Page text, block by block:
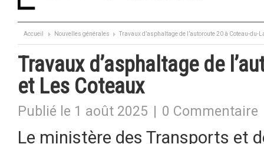
Accueil Nouvelles générales Travaux d’asphaltage de l’autoroute 20 à Coteau-du-
Travaux d’asphaltage de
et Les Coteaux
Publié le 1 août 2025 0 Commentaire
Le ministère des Transports et